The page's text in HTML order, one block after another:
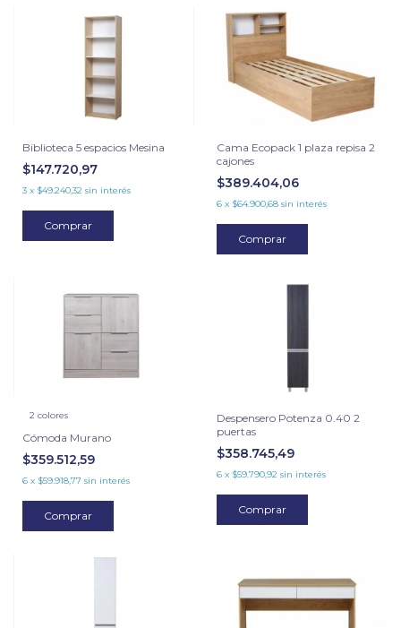
Biblioteca 5 espacios Mesina
$147.720,97
3 x $49.240,32 sin interés
Comprar
Cama Ecopack 1 plaza repisa 2
cajones
$389.404,06
6 x $64.900,68 sin interés
Comprar
2 colores
Cómoda Murano
$359.512,59
6 x $59.918,77 sin interés
Comprar
Despensero Potenza 0.40 2
puertas
$358.745,49
6 x $59.790,92 sin interés
Comprar